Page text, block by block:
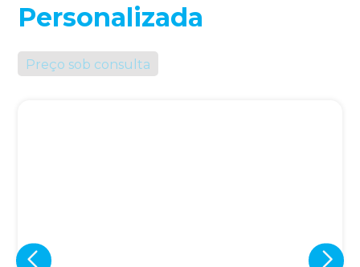
Personalizada
Preço sob consulta